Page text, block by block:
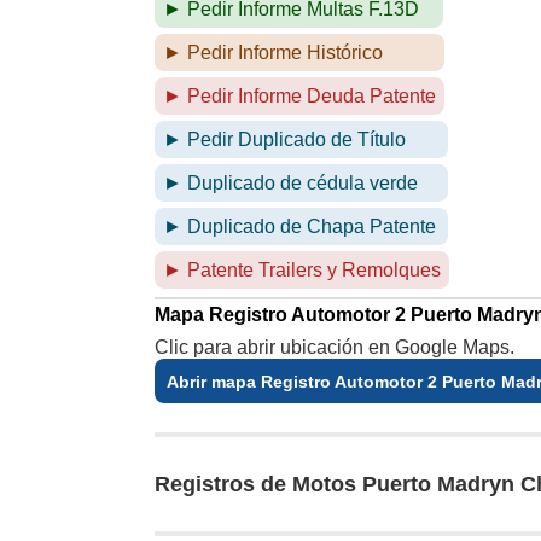
► Pedir Informe Multas F.13D
► Pedir Informe Histórico
► Pedir Informe Deuda Patente
► Pedir Duplicado de Título
► Duplicado de cédula verde
► Duplicado de Chapa Patente
► Patente Trailers y Remolques
Mapa Registro Automotor 2 Puerto
Clic para abrir ubicación en Google Maps.
Abrir mapa Registro Automotor 2 Puerto
Registros de Motos Puerto Madryn